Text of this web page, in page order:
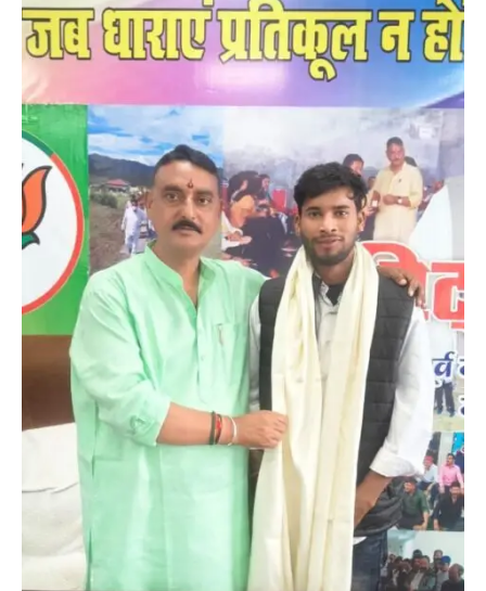
हल्द्वानी में खड़गे का हुंकार, नौकरियों से लेकर
संविधान और भ्रष्टाचार तक भाजपा को घेरा
Admin August 8, 2026
हल्द्वानी में आयोजित विजय शंखनाद रैली को संबोधित करते
हुए कांग्रेस के राष्ट्रीय अध्यक्ष मल्लिकार्जुन…
उत्तराखण्ड कुमाऊं ख़बरें नैनीताल
खड़गे की रैली से पहले हल्द्वानी में सियासी
घमासान, एसएसपी कार्यालय में धरने पर बैठे
कांग्रेस नेता
August 8, 2026
कांग्रेस कार्यकर्ताओं की बसें रोकने का आरोप, एसएसपी
ऑफिस में धरने पर बैठे गोदियाल और…
उत्तराखण्ड ख़बरें धार्मिक
मानिला देवी मंदिर में श्रीमद्भागवत कथा के चतुर्थ
दिवस धूमधाम से मनाया गया श्रीकृष्ण जन्मोत्सव,
राज्य मंत्री कैलाश पंत ने किया कथा श्रवण